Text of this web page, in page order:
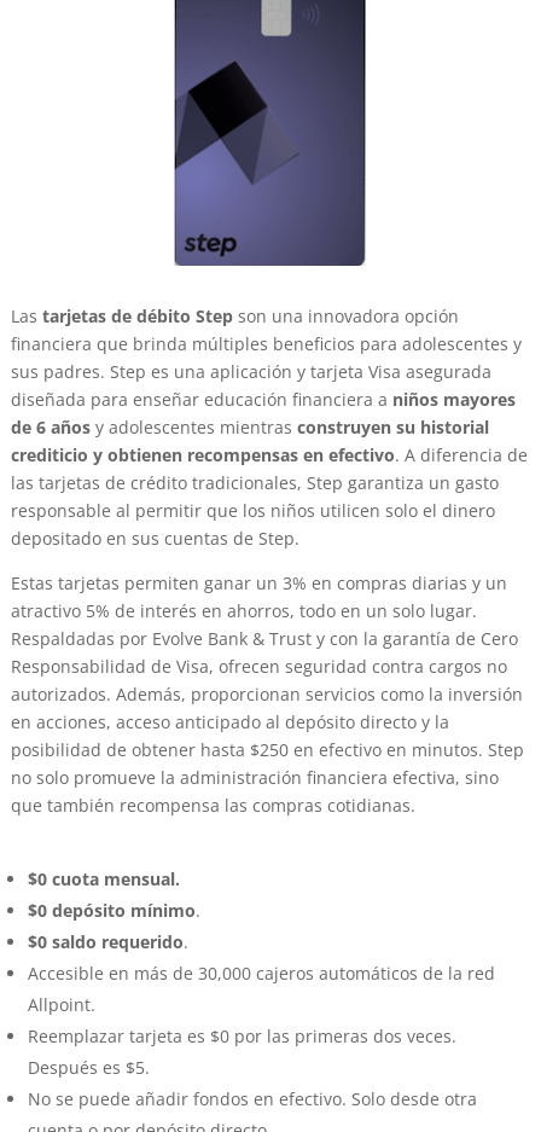
Las tarjetas de débito Stepson una innovadora opción
financiera que brinda múltiples beneficios para adolescentes y
sus padres. Step es una aplicación y tarjeta Visa asegurada
diseñada para enseñar educación financiera a niños mayores
de 6 añosy adolescentes mientras construyen su historial
crediticio y obtienen recompensas en efectivo. A diferencia de
las tarjetas de crédito tradicionales, Step garantiza un gasto
responsable al permitir que los niños utilicen solo el dinero
depositado en sus cuentas de Step.
Estas tarjetas permiten ganar un 3% en compras diarias y un
atractivo 5% de interés en ahorros, todo en un solo lugar.
Respaldadas por Evolve Bank & Trust y con la garantía de Cero
Responsabilidad de Visa, ofrecen seguridad contra cargos no
autorizados. Además, proporcionan servicios como la inversión
en acciones, acceso anticipado al depósito directo y la
posibilidad de obtener hasta $250 en efectivo en minutos. Step
no solo promueve la administración financiera efectiva, sino
que también recompensa las compras cotidianas.
$0 cuota mensual.
$0 depósito mínimo.
$0 saldo requerido.
Accesible en más de 30,000 cajeros automáticos de la red
Allpoint.
Reemplazar tarjeta es $0 por las primeras dos veces.
Después es $5.
No se puede añadir fondos en efectivo. Solo desde otra